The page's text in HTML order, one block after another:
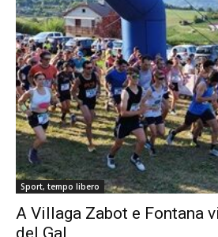
Sport, tempo libero
A Villaga Zabot e Fontana